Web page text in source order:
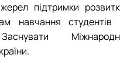
підтримки
навчання студентів
Заснувати